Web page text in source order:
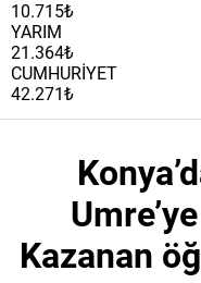
10.715₺
YARIM
21.364₺
CUMHURİYET
42.271₺
Kazanan